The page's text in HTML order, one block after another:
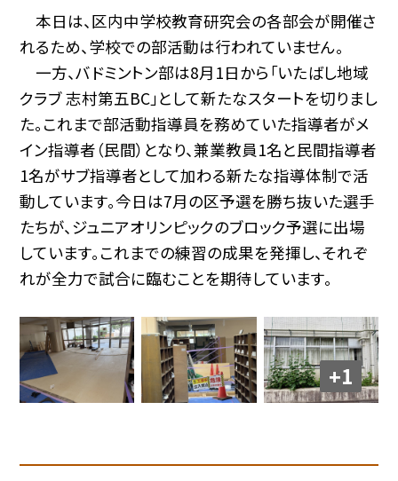
本日は、区内中学校教育研究会の各部会が開催さ
れるため、学校での部活動は行われていません。
一方、バドミントン部は8月1日から「いたばし地域
クラブ 志村第五BC」として新たなスタートを切りまし
た。これまで部活動指導員を務めていた指導者がメ
イン指導者（民間）となり、兼業教員1名と民間指導者
1名がサブ指導者として加わる新たな指導体制で活
動しています。今日は7月の区予選を勝ち抜いた選手
たちが、ジュニアオリンピックのブロック予選に出場
しています。これまでの練習の成果を発揮し、それぞ
れが全力で試合に臨むことを期待しています。
+1